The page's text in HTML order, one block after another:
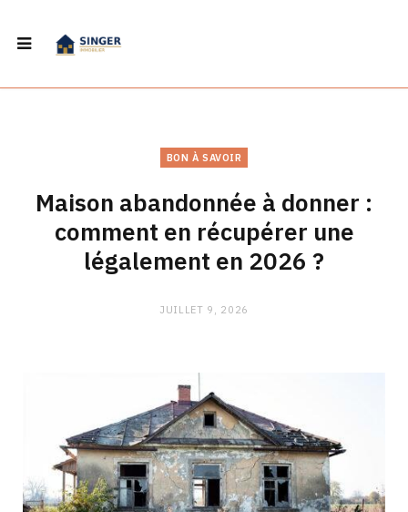
BON À SAVOIR
Maison abandonnée à donner :
comment en récupérer une
légalement en 2026 ?
JUILLET 9, 2026